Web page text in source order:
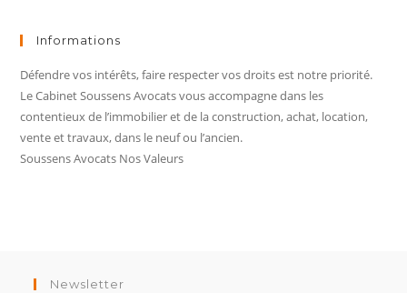
Informations
Défendre vos intérêts, faire respecter vos droits est notre priorité.
Le Cabinet Soussens Avocats vous accompagne dans les
contentieux de l’immobilier et de la construction, achat, location,
vente et travaux, dans le neuf ou l’ancien.
Soussens Avocats Nos Valeurs
Newsletter